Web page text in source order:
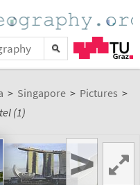
> Singapore > Pictures >
(1)
>